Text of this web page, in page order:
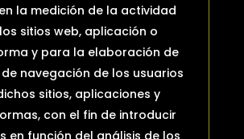
la medición de la actividad
sitios web, aplicación o
y para la elaboración de
navegación de los usuarios
sitios, aplicaciones y
con el fin de introducir
en función del análisis de los